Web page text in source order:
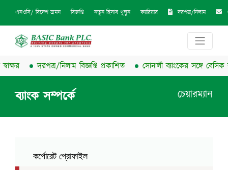
এনওসি/ বিদেশ ভ্রমন বিজ্ঞপ্তি নতুন হিসাব খুলুন ক্যারিয়ার দরপত্র/নিলাম
দরপত্র/নিলাম বিজ্ঞপ্তি প্রকাশিত সোনালী ব্যাংকের সঙ্গে বেসিক
ব্যাংক সম্পর্কে চেয়ারম্যান
কর্পোরেট প্রোফাইল